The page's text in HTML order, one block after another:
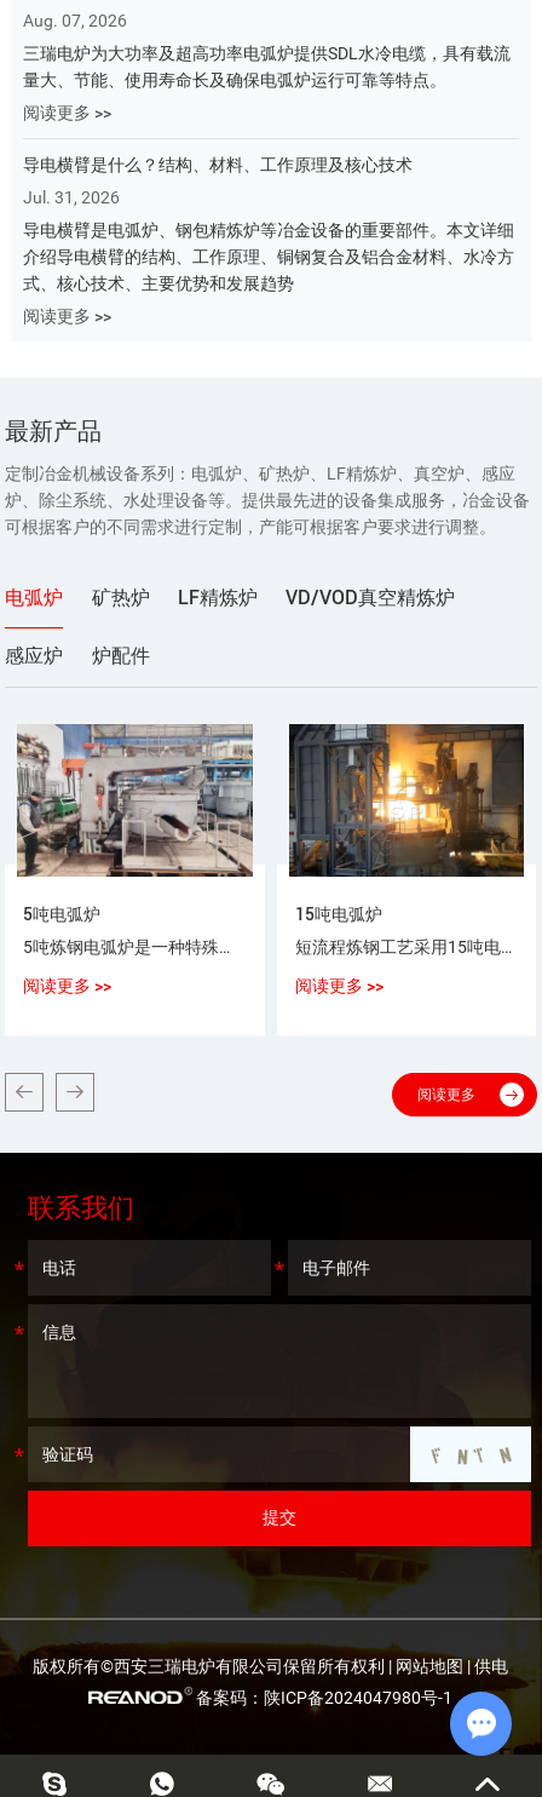
Aug. 07, 2026
三瑞电炉为大功率及超高功率电弧炉提供SDL水冷电缆，具有载流
量大、节能、使用寿命长及确保电弧炉运行可靠等特点。
阅读更多 >>
导电横臂是什么？结构、材料、工作原理及核心技术
Jul. 31, 2026
导电横臂是电弧炉、钢包精炼炉等冶金设备的重要部件。本文详细
介绍导电横臂的结构、工作原理、铜钢复合及铝合金材料、水冷方
式、核心技术、主要优势和发展趋势
阅读更多 >>
最新产品
定制冶金机械设备系列：电弧炉、矿热炉、LF精炼炉、真空炉、感应
炉、除尘系统、水处理设备等。提供最先进的设备集成服务，冶金设备
可根据客户的不同需求进行定制，产能可根据客户要求进行调整。
电弧炉 矿热炉 LF精炼炉 VD/VOD真空精炼炉
感应炉 炉配件
5吨电弧炉
5吨炼钢电弧炉是一种特殊用途以电弧为热源，以废钢（铁）为原料，生产普通钢、优质碳素钢、合金钢、不锈钢的设备。
阅读更多 >>
15吨电弧炉
短流程炼钢工艺采用15吨电弧炉，采用100%废钢或废钢+铁水（生铁），或废钢+海绵铁（DRI）作为炼钢原料。
阅读更多 >>
阅读更多
联系我们
版权所有©西安三瑞电炉有限公司保留所有权利 | 网站地图| 供电
备案码：陕ICP备2024047980号-1
Chat